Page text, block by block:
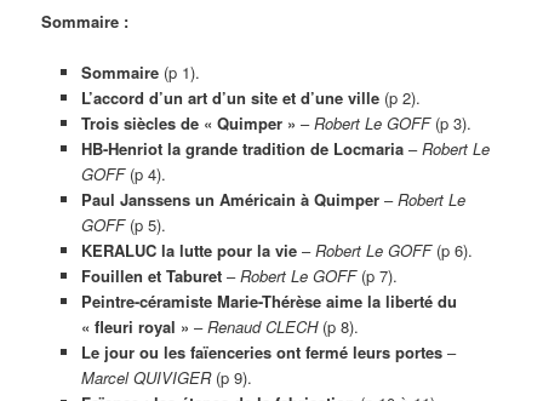
Sommaire :
Sommaire(p 1).
L’accord d’un art d’un site et d’une ville(p 2).
Trois siècles de « Quimper » –Robert Le GOFF(p 3).
HB-Henriot la grande tradition de Locmaria –Robert Le
GOFF(p 4).
Paul Janssens un Américain à Quimper–Robert Le
GOFF(p 5).
KERALUC la lutte pour la vie–Robert Le GOFF(p 6).
Fouillen et Taburet–Robert Le GOFF(p 7).
Peintre-céramiste Marie-Thérèse aime la liberté du
« fleuri royal » –Renaud CLECH(p 8).
Le jour ou les faïenceries ont fermé leurs portes–
Marcel QUIVIGER(p 9).